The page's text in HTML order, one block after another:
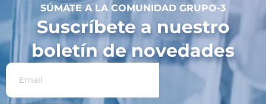
SÚMATE A LA COMUNIDAD GRUPO-3
Suscríbete a nuestro
boletín de novedades